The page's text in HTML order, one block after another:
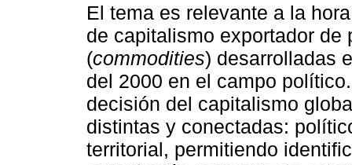
El tema es relevante a la
de capitalismo exportador
(commodities) desarrolladas
del 2000 en el campo
decisión del capitalismo
distintas y conectadas:
territorial, permitiendo